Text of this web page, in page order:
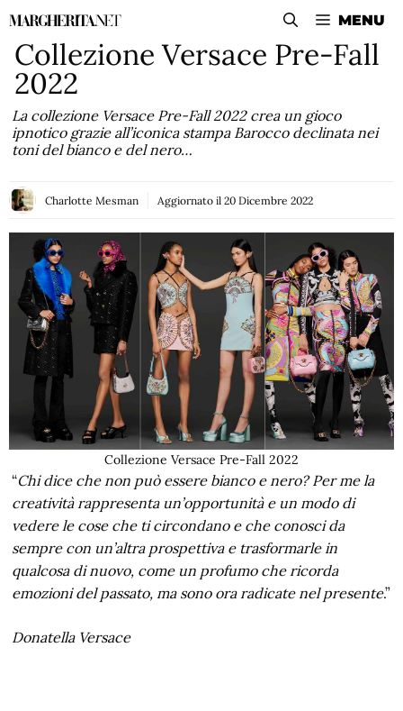
Vai
contenuto
MENU
Collezione Versace Pre-Fall
2022
La collezione Versace Pre-Fall 2022 crea un gioco
ipnotico grazie all’iconica stampa Barocco declinata nei
toni del bianco e del nero…
Charlotte Mesman Aggiornato il 20 Dicembre 2022
Collezione Versace Pre-Fall 2022
“Chi dice che non può essere bianco e nero? Per me la
creatività rappresenta un’opportunità e un modo di
vedere le cose che ti circondano e che conosci da
sempre con un’altra prospettiva e trasformarle in
qualcosa di nuovo, come un profumo che ricorda
emozioni del passato, ma sono ora radicate nel presente.”
Donatella Versace